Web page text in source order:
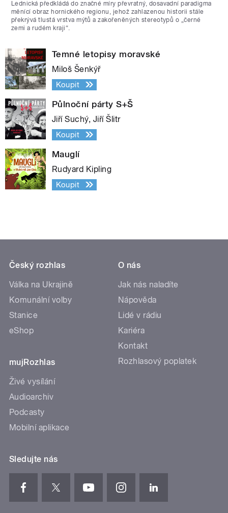
Lednická předkládá do značné míry převratný, dosavadní paradigma
měnící obraz hornického regionu, jehož zahlazenou historii stále
překrývá tlustá vrstva mýtů a zakořeněných stereotypů o „černé
zemi a rudém kraji“.
Temné letopisy moravské
Miloš Šenkýř
Koupit
Půlnoční párty S+Š
Jiří Suchý, Jiří Šlitr
Koupit
Mauglí
Rudyard Kipling
Koupit
Český rozhlas
Válka na Ukrajině
Komunální volby
Stanice
eShop
mujRozhlas
Živé vysílání
Audioarchiv
Podcasty
Mobilní aplikace
O nás
Jak nás naladíte
Nápověda
Lidé v rádiu
Kariéra
Kontakt
Rozhlasový poplatek
Sledujte nás